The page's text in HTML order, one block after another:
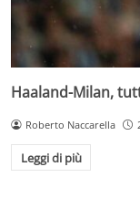
Haaland-Milan,
Roberto Naccarella
Leggi di più